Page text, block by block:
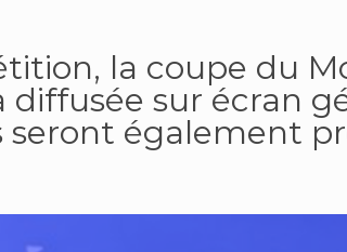
la coupe du
sur écran
seront également